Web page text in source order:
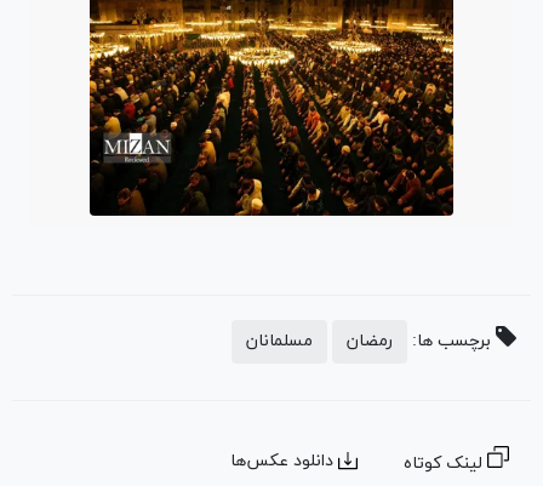
برچسب ها: رمضان مسلمانان
لینک کوتاه دانلود عکس‌ها